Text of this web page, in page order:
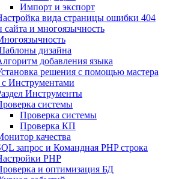
Импорт и экспорт
вида страницы ошибки 404
сайта и многоязычность
дизайна
добавления языка
решения с помощью мастера
с Инструментами
Инструменты
системы
Проверка системы
Проверка КП
качества
запрос и Командная PHP строка
PHP
и оптимизация БД